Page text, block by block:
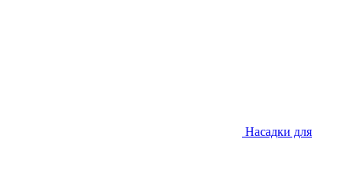
Насадки для